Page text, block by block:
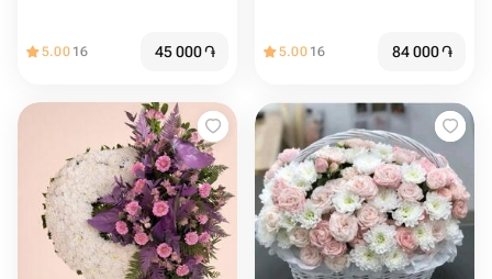
5.00 16 45 000֏ 5.00 16 84 000֏